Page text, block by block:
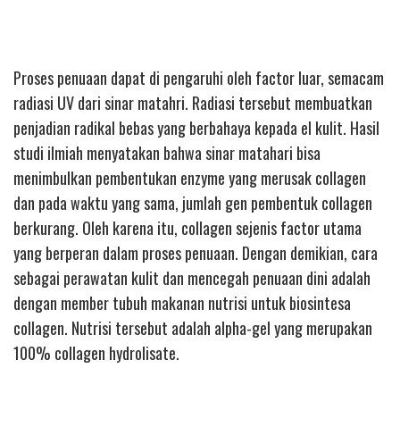
Proses penuaan dapat di pengaruhi oleh factor luar, semacam
radiasi UV dari sinar matahri. Radiasi tersebut membuatkan
penjadian radikal bebas yang berbahaya kepada el kulit. Hasil
studi ilmiah menyatakan bahwa sinar matahari bisa
menimbulkan pembentukan enzyme yang merusak collagen
dan pada waktu yang sama, jumlah gen pembentuk collagen
berkurang. Oleh karena itu, collagen sejenis factor utama
yang berperan dalam proses penuaan. Dengan demikian, cara
sebagai perawatan kulit dan mencegah penuaan dini adalah
dengan member tubuh makanan nutrisi untuk biosintesa
collagen. Nutrisi tersebut adalah alpha-gel yang merupakan
100% collagen hydrolisate.